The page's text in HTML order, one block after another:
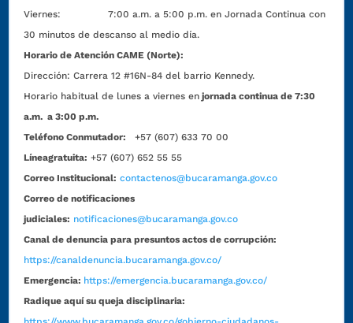
Viernes: 7:00 a.m. a 5:00 p.m. en Jornada Continua con
30 minutos de descanso al medio día.
Horario de Atención CAME (Norte):
Dirección:Carrera 12 #16N-84 del barrio Kennedy.
Horario habitual de lunes a viernes en jornada continua de 7:30
a.m. a 3:00 p.m.
Teléfono Conmutador:
+57 (607) 633 70 00
Líneagratuita: +57 (607) 652 55 55
Correo Institucional: contactenos@bucaramanga.gov.co
Correo de notificaciones
judiciales: notificaciones@bucaramanga.gov.co
Canal de denuncia para presuntos actos de corrupción:
https://canaldenuncia.bucaramanga.gov.co/
Emergencia: https://emergencia.bucaramanga.gov.co/
Radique aquí su queja disciplinaria: